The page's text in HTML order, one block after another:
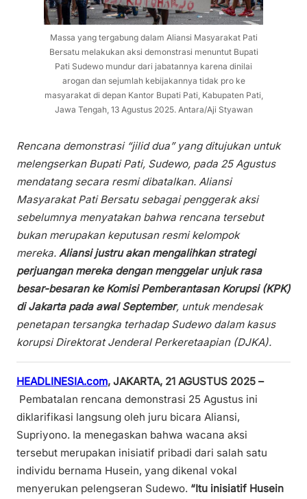
Massa yang tergabung dalam Aliansi Masyarakat Pati
Bersatu melakukan aksi demonstrasi menuntut Bupati
Pati Sudewo mundur dari jabatannya karena dinilai
arogan dan sejumlah kebijakannya tidak pro ke
masyarakat di depan Kantor Bupati Pati, Kabupaten Pati,
Jawa Tengah, 13 Agustus 2025. Antara/Aji Styawan
Rencana demonstrasi “jilid dua” yang ditujukan untuk
melengserkan Bupati Pati, Sudewo, pada 25 Agustus
mendatang secara resmi dibatalkan. Aliansi
Masyarakat Pati Bersatu sebagai penggerak aksi
sebelumnya menyatakan bahwa rencana tersebut
bukan merupakan keputusan resmi kelompok
mereka. Aliansi justru akan mengalihkan strategi
perjuangan mereka dengan menggelar unjuk rasa
besar-besaran ke Komisi Pemberantasan Korupsi (KPK)
di Jakarta pada awal September, untuk mendesak
penetapan tersangka terhadap Sudewo dalam kasus
korupsi Direktorat Jenderal Perkeretaapian (DJKA).
HEADLINESIA.com, JAKARTA, 21 AGUSTUS 2025 –
Pembatalan rencana demonstrasi 25 Agustus ini
diklarifikasi langsung oleh juru bicara Aliansi,
Supriyono. Ia menegaskan bahwa wacana aksi
tersebut merupakan inisiatif pribadi dari salah satu
individu bernama Husein, yang dikenal vokal
menyerukan pelengseran Sudewo. “Itu inisiatif Husein